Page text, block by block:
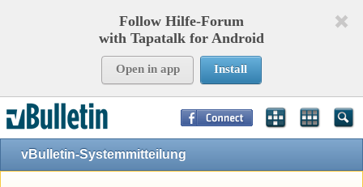
Follow Hilfe-Forum
with Tapatalk for Android
Open in app Install
vBulletin-Systemmitteilung
Page Time:0,10864
Templates:24